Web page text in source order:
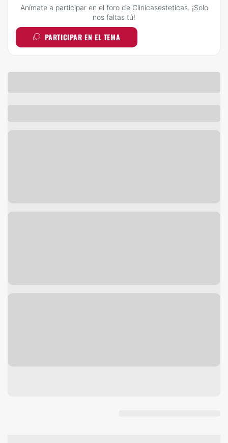
Anímate a participar en el foro de Clinicasesteticas. ¡Solo
nos faltas tú!
PARTICIPAR EN EL TEMA